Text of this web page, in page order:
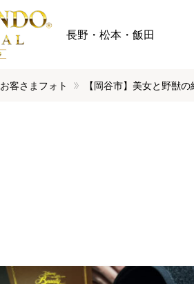
長野・松本・飯田
お客さまフォト 【岡谷市】美女と野獣